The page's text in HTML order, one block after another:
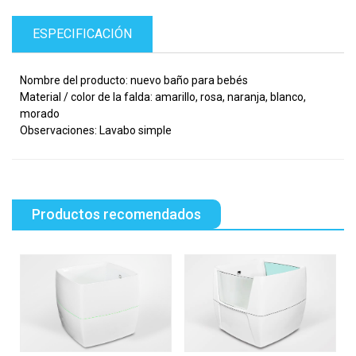
ESPECIFICACIÓN
Nombre del producto: nuevo baño para bebés
Material / color de la falda: amarillo, rosa, naranja, blanco,
morado
Observaciones: Lavabo simple
Productos recomendados